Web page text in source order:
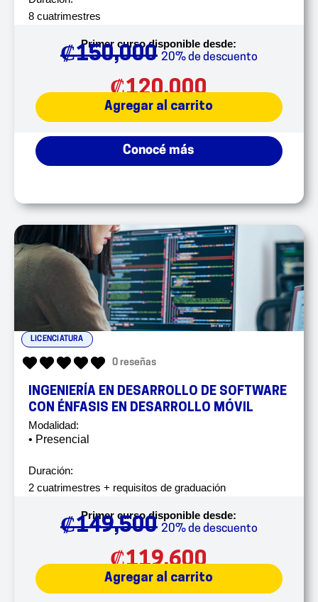
8 cuatrimestres
Primer curso disponible desde:
₡150,000 20% de descuento
₡120,000
Agregar al carrito
Conocé más
LICENCIATURA
0 reseñas
INGENIERÍA EN DESARROLLO DE SOFTWARE
CON ÉNFASIS EN DESARROLLO MÓVIL
Modalidad:
• Presencial
Duración:
2 cuatrimestres + requisitos de graduación
Primer curso disponible desde:
₡149,500 20% de descuento
₡119,600
Agregar al carrito